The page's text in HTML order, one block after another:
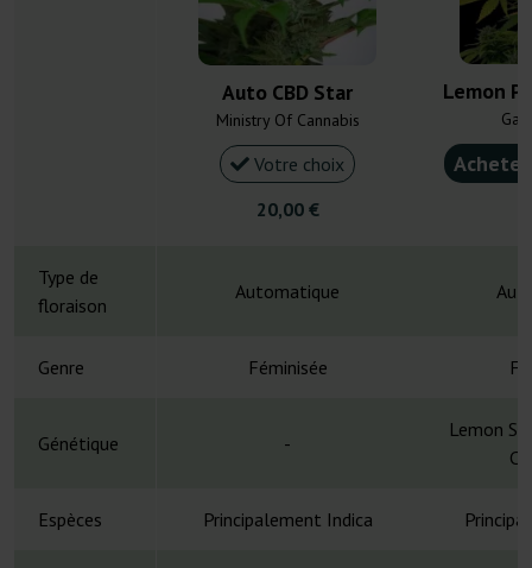
Auto CBD Star
Ministry Of Cannabis
Votre choix
20,00 €
Lemon
Type de
floraison
Automatique
Genre Féminisée
Génétique -
Lemon
Espèces Principalement Indica